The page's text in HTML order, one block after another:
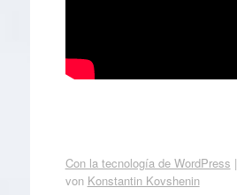
Con la tecnología de WordPress |
von Konstantin Kovshenin